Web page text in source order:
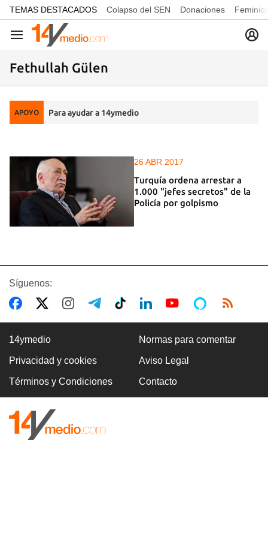
common.go-to-content
TEMAS DESTACADOS Colapso del SEN Donaciones
Navegación
Fethullah Gülen
APOYO Para ayudar a 14ymedio
26 ABR 2017
Turquía ordena arrestar a
1.000 "jefes secretos" de la
Policía por golpismo
Síguenos:
14ymedio Normas para comentar
Privacidad y cookies Aviso Legal
Términos y Condiciones Contacto